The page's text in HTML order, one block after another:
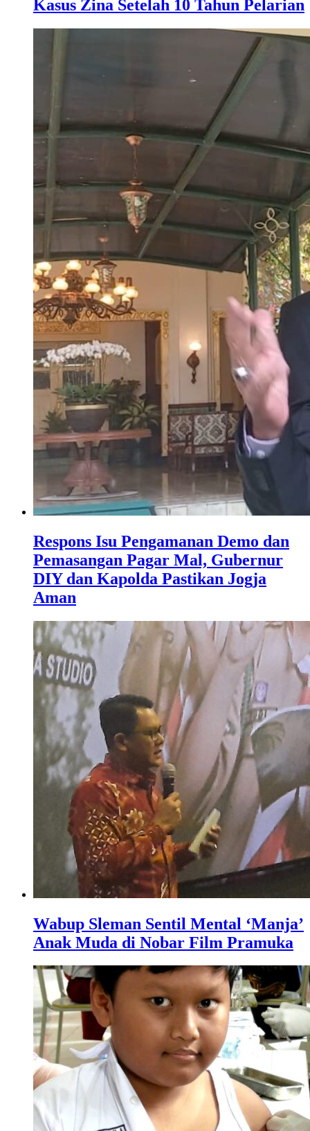
Kasus Zina Setelah 10 Tahun Pelarian
Respons Isu Pengamanan Demo dan
Pemasangan Pagar Mal, Gubernur
DIY dan Kapolda Pastikan Jogja
Aman
Wabup Sleman Sentil Mental ‘Manja’
Anak Muda di Nobar Film Pramuka